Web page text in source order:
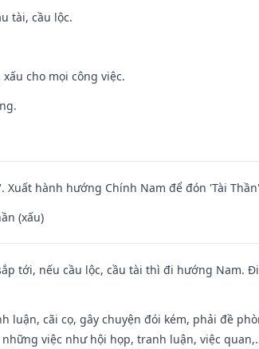
tài, cầu lộc.
cho mọi công việc.
hành hướng Chính Nam để đón 'Tài
(xấu)
tới, nếu cầu lộc, cầu tài thì đi hướng Nam.
luận, cãi cọ, gây chuyện đói kém, phải đề
việc như hội họp, tranh luận, việc